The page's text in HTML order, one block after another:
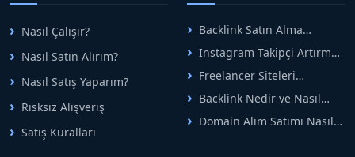
alışveriş sistemi ile koruyan
ticaretin güvenli
adreslerinden birisidir.
Nasıl Çalışır?
Nasıl Satın Alırım?
Nasıl Satış Yaparım?
Risksiz Alışveriş
Satış Kuralları
Backlink Satın Alma
Rehberi: Güvenli SEO İçin
Doğru Adımlar
Instagram Takipçi Artırma
Yöntemleri: Organik Büyüme
Rehberi
Freelancer Siteleri
Arasında Doğru Seçim Nasıl
Yapılır
Backlink Nedir ve Nasıl
Alınır? Etkili Yöntemler
Domain Alım Satımı Nasıl